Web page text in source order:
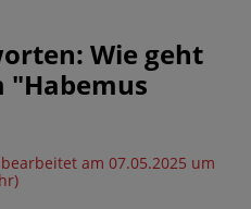
Wie geht
"Habemus
am 07.05.2025 um